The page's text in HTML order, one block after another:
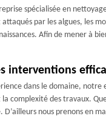
spécialisée en
par les algues, les
Afin de mener à
interventions
dans le domaine,
complexité des travaux.
nous prenons en